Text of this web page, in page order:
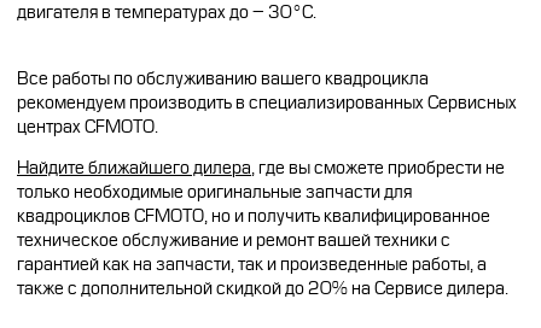
двигателя в температурах до – 30°C.
Все работы по обслуживанию вашего квадроцикла
рекомендуем производить в специализированных Сервисных
центрах CFMOTO.
Найдите ближайшего дилера, где вы сможете приобрести не
только необходимые оригинальные запчасти для
квадроциклов CFMOTO, но и получить квалифицированное
техническое обслуживание и ремонт вашей техники с
гарантией как на запчасти, так и произведенные работы, а
также с дополнительной скидкой до 20% на Сервисе дилера.